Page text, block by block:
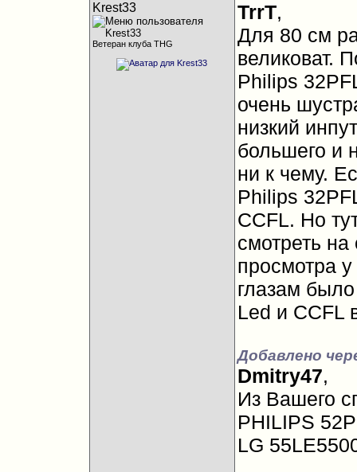
Krest33
Ветеран клуба THG
TrrT,
Для 80 см
великоват.
Philips
очень
низкий
большего и
ни к чему.
Philips
ССFL. Но
смотреть
просмотра
глазам
Led и CCFL
Добавлено
Dmitry47,
Из Вашего
PHILIPS
LG